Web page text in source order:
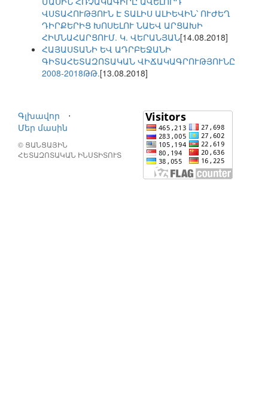
ՎՍՏԱՀՈՒԹՅՈՒՆ Է ՏԱԼԻՍ ԱԼԻԵՎԻՆ՝ ՈՒԺԵՂ
ԴԻՐՔԵՐԻՑ ԽՈՍԵԼՈՒ ՆԱԵՎ ԱՐՑԱԽԻ
ՀԻՄՆԱՀԱՐՑՈՒՄ. Կ. ՎԵՐԱՆՅԱՆ[14.08.2018]
ՀԱՅԱՍՏԱՆԻ ԵՎ ԱԴՐԲԵՋԱՆԻ
ԳԻՏԱՀԵՏԱԶՈՏԱԿԱՆ ՎԻՃԱԿԱԳՐՈՒԹՅՈՒՆԸ
2008-2018ԹԹ.[13.08.2018]
Գլխավոր
⋅
Մեր մասին
© ՑԱՆՑԱՅԻՆ
ՀԵՏԱԶՈՏԱԿԱՆ ԻՆՍՏԻՏՈՒՏ